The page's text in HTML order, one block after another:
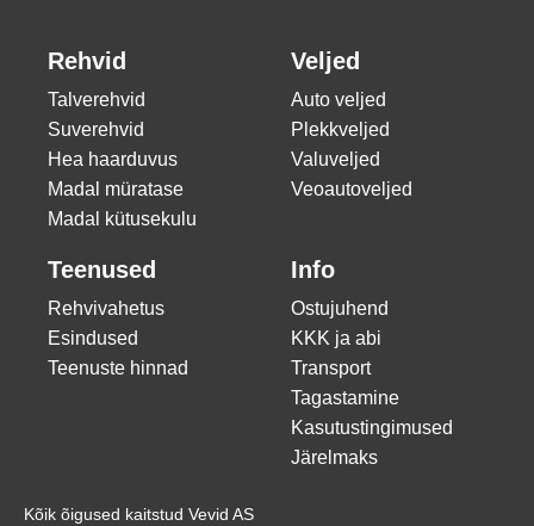
Rehvid
Talverehvid
Suverehvid
Hea haarduvus
Madal müratase
Madal kütusekulu
Veljed
Auto veljed
Plekkveljed
Valuveljed
Veoautoveljed
Teenused
Rehvivahetus
Esindused
Teenuste hinnad
Info
Ostujuhend
KKK ja abi
Transport
Tagastamine
Kasutustingimused
Järelmaks
Kõik õigused kaitstud Vevid AS